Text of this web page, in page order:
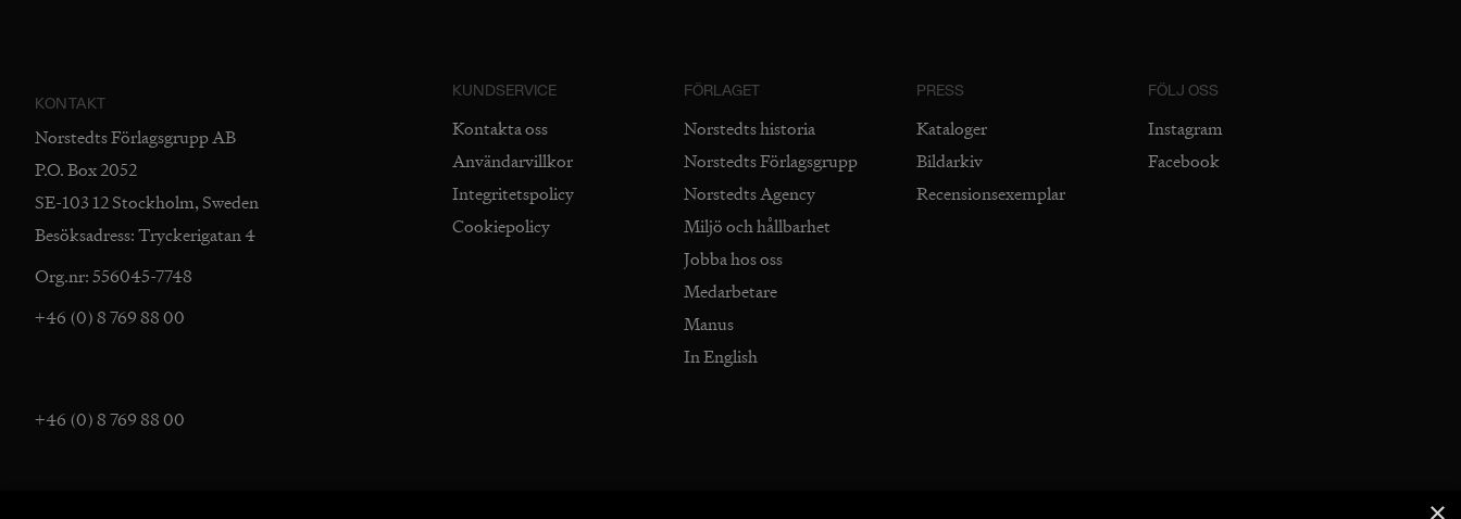
KONTAKT
Norstedts Förlagsgrupp AB
P.O. Box 2052
SE-103 12 Stockholm, Sweden
Besöksadress: Tryckerigatan 4
Org.nr: 556045-7748
+46 (0) 8 769 88 00
+46 (0) 8 769 88 00
KUNDSERVICE
Kontakta oss
Användarvillkor
Integritetspolicy
Cookiepolicy
FÖRLAGET
Norstedts historia
Norstedts Förlagsgrupp
Norstedts Agency
Miljö och hållbarhet
Jobba hos oss
Medarbetare
Manus
In English
PRESS
Kataloger
Bildarkiv
Recensionsexemplar
FÖLJ OSS
Instagram
Facebook